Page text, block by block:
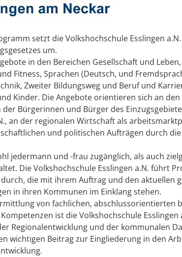
setzt die Volkshochschule Esslingen
um.
in den Bereichen Gesellschaft und
Fitness, Sprachen (Deutsch, und
Zweiter Bildungsweg und Beruf und
Kinder. Die Angebote orientieren sich an
der Bürgerinnen und Bürger des
an der regionalen Wirtschaft als
und politischen Aufträgen durch
jedermann und -frau zugänglich, als auch
Die Volkshochschule Esslingen a.N. führt
die mit ihrem Auftrag und den aktuellen
in ihren Kommunen im Einklang stehen.
von fachlichen, abschlussorientierten
ist die Volkshochschule Esslingen
Regionalentwicklung und der kommunalen
wichtigen Beitrag zur Eingliederung in den